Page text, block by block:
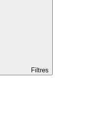
Filtres